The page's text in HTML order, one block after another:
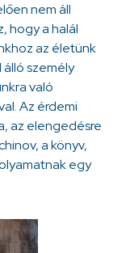
nem áll
hogy a halál
az életünk
álló személy
való
Az érdemi
az elengedésre
a könyv,
egy